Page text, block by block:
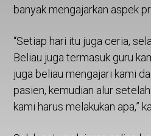
banyak mengajarkan aspek
“Setiap hari itu juga ceria,
Beliau juga termasuk guru
juga beliau mengajari kami
pasien, kemudian alur
kami harus melakukan apa,”